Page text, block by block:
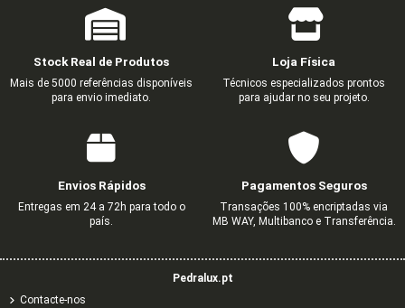
Stock Real de Produtos
Mais de 5000 referências disponíveis
para envio imediato.
Loja Física
Técnicos especializados prontos
para ajudar no seu projeto.
Envios Rápidos
Entregas em 24 a 72h para todo o
país.
Pagamentos Seguros
Transações 100% encriptadas via
MB WAY, Multibanco e Transferência.
Pedralux.pt
Contacte-nos